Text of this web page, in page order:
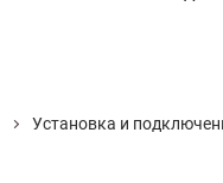
Установка и